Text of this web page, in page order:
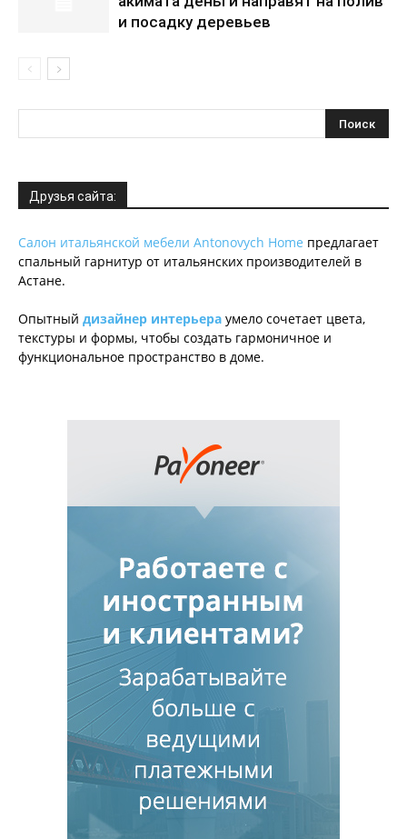
и посадку деревьев
Друзья сайта:
Салон итальянской мебели Antonovych Home предлагает
спальный гарнитур от итальянских производителей в
Астане.
Опытный дизайнер интерьера умело сочетает цвета,
текстуры и формы, чтобы создать гармоничное и
функциональное пространство в доме.